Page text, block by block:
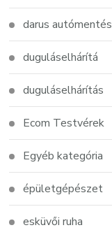
darus autómentés
duguláselhárítá
duguláselhárítás
Ecom Testvérek
Egyéb kategória
épületgépészet
esküvői ruha